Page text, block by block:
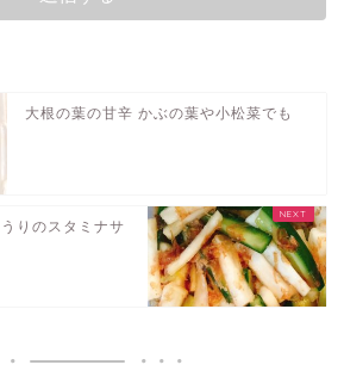
大根の葉の甘辛 かぶの葉や小松菜でも
りのスタミナサ